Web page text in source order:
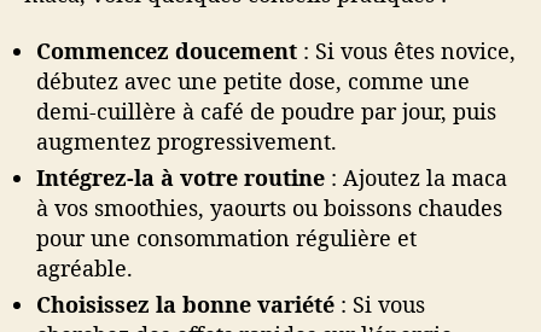
Commencez doucement : Si vous êtes novice,
débutez avec une petite dose, comme une
demi-cuillère à café de poudre par jour, puis
augmentez progressivement.
Intégrez-la à votre routine : Ajoutez la maca
à vos smoothies, yaourts ou boissons chaudes
pour une consommation régulière et
agréable.
Choisissez la bonne variété : Si vous